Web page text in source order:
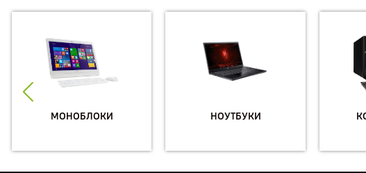
МОНОБЛОКИ НОУТБУКИ